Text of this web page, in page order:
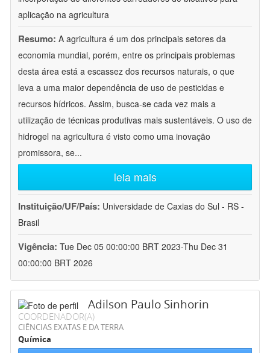
aplicação na agricultura
Resumo: A agricultura é um dos principais setores da
economia mundial, porém, entre os principais problemas
desta área está a escassez dos recursos naturais, o que
leva a uma maior dependência de uso de pesticidas e
recursos hídricos. Assim, busca-se cada vez mais a
utilização de técnicas produtivas mais sustentáveis. O uso de
hidrogel na agricultura é visto como uma inovação
promissora, se...
leia mais
Instituição/UF/País: Universidade de Caxias do Sul - RS -
Brasil
Vigência: Tue Dec 05 00:00:00 BRT 2023-Thu Dec 31
00:00:00 BRT 2026
Adilson Paulo Sinhorin
COORDENADOR(A)
CIÊNCIAS EXATAS E DA TERRA
Química